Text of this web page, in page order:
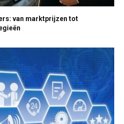
van marktprijzen tot